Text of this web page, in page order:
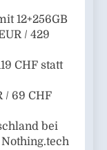
12+256GB
/ 429
CHF statt
/ 69 CHF
bei